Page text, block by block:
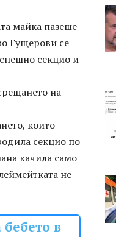
майка пазеше
Гущерови се
секцио и
на
които
секцио по
качила само
не
в